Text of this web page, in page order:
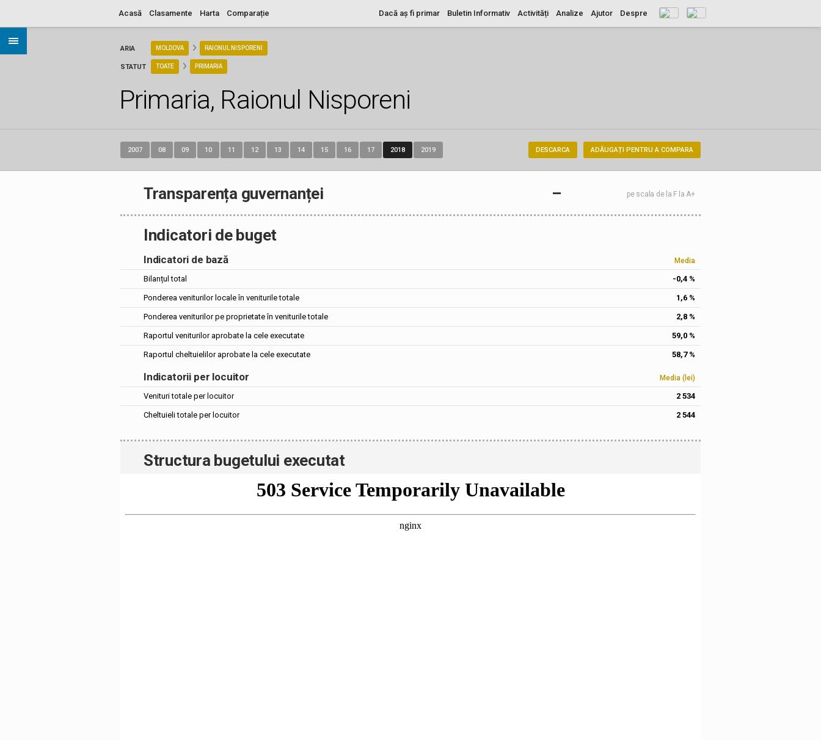
Acasă Despre
Clasamente Ajutor
Analize
Harta Activități
Buletin Informativ
Comparație Dacă aș fi primar
ARIA
STATUT
MOLDOVA RAIONUL NISPORENI
TOATE PRIMARIA
Primaria, Raionul Nisporeni
2007 08 09 10 11 12 13 14 15 16 17 2018 2019 ADĂUGAȚI PENTRU A COMPARA
DESCARCA
Transparența guvernanței – pe scala de la F la A+
Indicatori de buget
Indicatori de bază Media
Bilanțul total -0,4 %
Ponderea veniturilor locale în veniturile totale 1,6 %
Ponderea veniturilor pe proprietate în veniturile totale 2,8 %
Raportul veniturilor aprobate la cele executate 59,0 %
Raportul cheltuielilor aprobate la cele executate 58,7 %
Indicatorii per locuitor Media (lei)
Venituri totale per locuitor 2 534
Cheltuieli totale per locuitor 2 544
Structura bugetului executat